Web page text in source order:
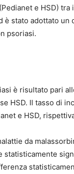
e HSD)
è stato adottato
psoriasi.
è risultato pari
HSD. Il tasso di
e HSD,
da
statisticamente